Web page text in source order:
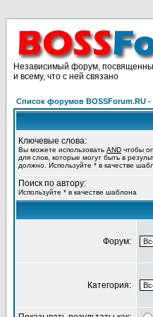
Независимый форум,
и всему, что с ней связано
Список форумов BOSSForum.RU
Ключевые слова:
Вы можете использовать AND чтобы
для слов, которые могут быть в
должно. Используйте * в качестве
Поиск по автору:
Используйте * в качестве шаблона
Форум:
Категория: